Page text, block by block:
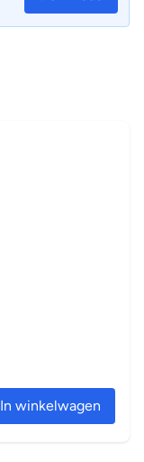
In winkelwagen